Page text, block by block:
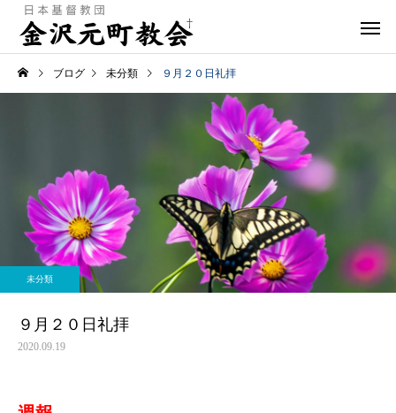
ブログ 未分類 ９月２０日礼拝
未分類
９月２０日礼拝
2020.09.19